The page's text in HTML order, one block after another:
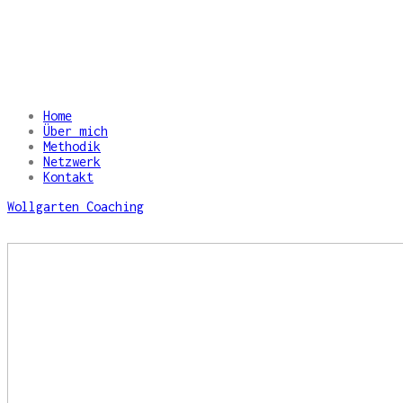
Home
Über mich
Methodik
Netzwerk
Kontakt
Wollgarten Coaching